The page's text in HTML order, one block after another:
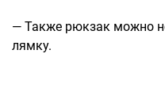
— Также рюкзак можно
лямку.